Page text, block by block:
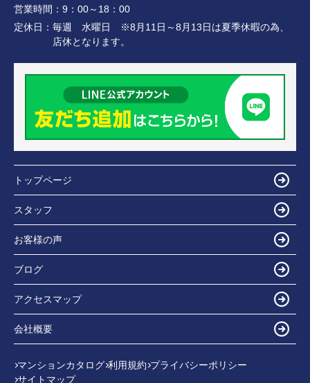
営業時間： 9：00～18：00
定休日： 毎週 水曜日 ※8月11日～8月13日は夏季休暇の為、
店休となります。
トップページ
スタッフ
お客様の声
ブログ
アクセスマップ
会社概要
マンションカタログ 利用規約 プライバシーポリシー
サイトマップ